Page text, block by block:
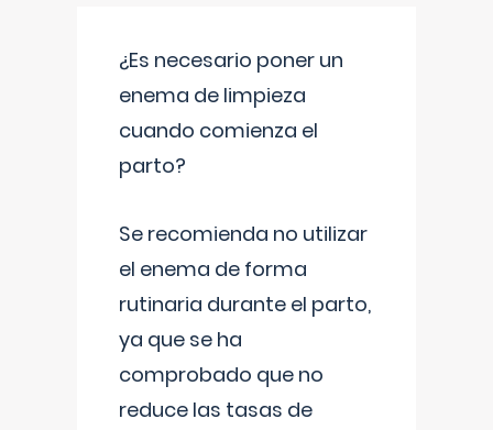
¿Es necesario poner un
enema de limpieza
cuando comienza el
parto?
Se recomienda no utilizar
el enema de forma
rutinaria durante el parto,
ya que se ha
comprobado que no
reduce las tasas de